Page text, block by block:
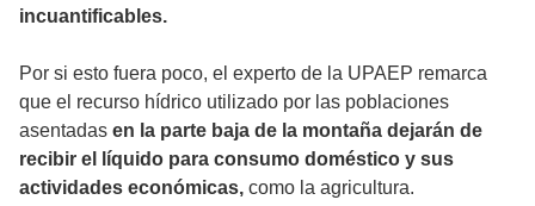
incuantificables.
Por si esto fuera poco, el experto de la UPAEP remarca
que el recurso hídrico utilizado por las poblaciones
asentadas en la parte baja de la montaña dejarán de
recibir el líquido para consumo doméstico y sus
actividades económicas, como la agricultura.